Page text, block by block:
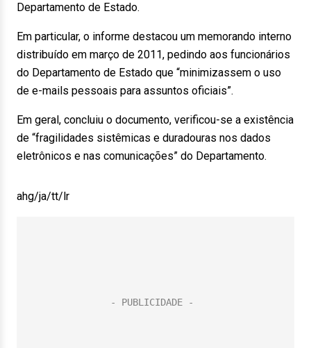
Departamento de Estado.
Em particular, o informe destacou um memorando interno
distribuído em março de 2011, pedindo aos funcionários
do Departamento de Estado que “minimizassem o uso
de e-mails pessoais para assuntos oficiais”.
Em geral, concluiu o documento, verificou-se a existência
de “fragilidades sistêmicas e duradouras nos dados
eletrônicos e nas comunicações” do Departamento.
ahg/ja/tt/lr